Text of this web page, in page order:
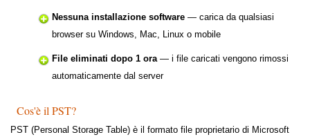
Nessuna installazione software — carica da qualsiasi
browser su Windows, Mac, Linux o mobile
File eliminati dopo 1 ora — i file caricati vengono rimossi
automaticamente dal server
Cos'è il PST?
PST (Personal Storage Table) è il formato file proprietario di Microsoft